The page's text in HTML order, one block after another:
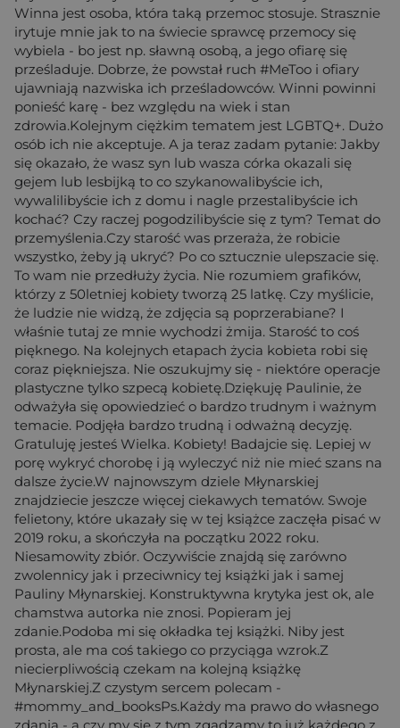
Winna jest osoba, która taką przemoc stosuje. Strasznie
irytuje mnie jak to na świecie sprawcę przemocy się
wybiela - bo jest np. sławną osobą, a jego ofiarę się
prześladuje. Dobrze, że powstał ruch #MeToo i ofiary
ujawniają nazwiska ich prześladowców. Winni powinni
ponieść karę - bez względu na wiek i stan
zdrowia.Kolejnym ciężkim tematem jest LGBTQ+. Dużo
osób ich nie akceptuje. A ja teraz zadam pytanie: Jakby
się okazało, że wasz syn lub wasza córka okazali się
gejem lub lesbijką to co szykanowalibyście ich,
wywalilibyście ich z domu i nagle przestalibyście ich
kochać? Czy raczej pogodzilibyście się z tym? Temat do
przemyślenia.Czy starość was przeraża, że robicie
wszystko, żeby ją ukryć? Po co sztucznie ulepszacie się.
To wam nie przedłuży życia. Nie rozumiem grafików,
którzy z 50letniej kobiety tworzą 25 latkę. Czy myślicie,
że ludzie nie widzą, że zdjęcia są poprzerabiane? I
właśnie tutaj ze mnie wychodzi żmija. Starość to coś
pięknego. Na kolejnych etapach życia kobieta robi się
coraz piękniejsza. Nie oszukujmy się - niektóre operacje
plastyczne tylko szpecą kobietę.Dziękuję Paulinie, że
odważyła się opowiedzieć o bardzo trudnym i ważnym
temacie. Podjęła bardzo trudną i odważną decyzję.
Gratuluję jesteś Wielka. Kobiety! Badajcie się. Lepiej w
porę wykryć chorobę i ją wyleczyć niż nie mieć szans na
dalsze życie.W najnowszym dziele Młynarskiej
znajdziecie jeszcze więcej ciekawych tematów. Swoje
felietony, które ukazały się w tej książce zaczęła pisać w
2019 roku, a skończyła na początku 2022 roku.
Niesamowity zbiór. Oczywiście znajdą się zarówno
zwolennicy jak i przeciwnicy tej książki jak i samej
Pauliny Młynarskiej. Konstruktywna krytyka jest ok, ale
chamstwa autorka nie znosi. Popieram jej
zdanie.Podoba mi się okładka tej książki. Niby jest
prosta, ale ma coś takiego co przyciąga wzrok.Z
niecierpliwością czekam na kolejną książkę
Młynarskiej.Z czystym sercem polecam -
#mommy_and_booksPs.Każdy ma prawo do własnego
zdania - a czy my się z tym zgadzamy to już każdego z